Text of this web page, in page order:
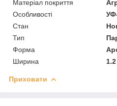
Матеріал покриття
Особливості
Стан
Тип
Форма
Ширина
Приховати